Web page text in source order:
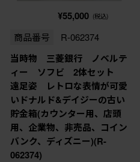
¥55,000 (税込)
商品番号 R-062374
当時物 三菱銀行 ノベルテ
ィー ソフビ 2体セット
遠足姿 レトロな表情が可愛
いドナルド&デイジーの古い
貯金箱(カウンター用、店頭
用、企業物、非売品、コイン
バンク、ディズニー)(R-
062374)